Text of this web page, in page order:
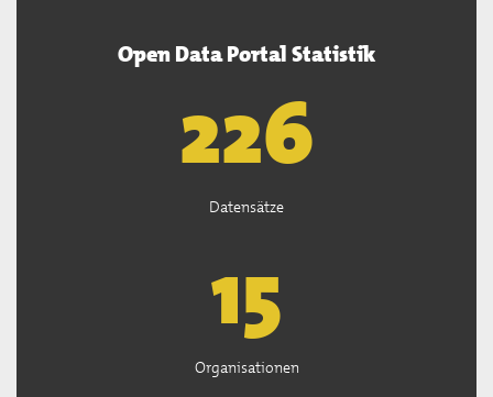
Open Data Portal Statistik
227
Datensätze
15
Organisationen